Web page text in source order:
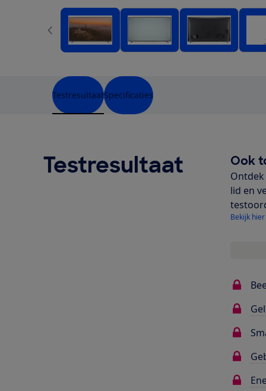
TestresultaatSpecificaties
Testresultaat Ook
lid en
Bekijk